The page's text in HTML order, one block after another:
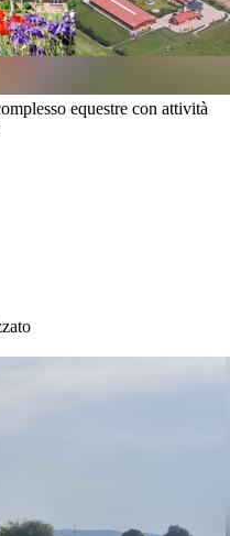
equestre con attività